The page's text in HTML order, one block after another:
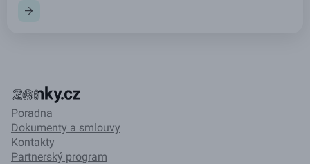
Poradna
Dokumenty a smlouvy
Kontakty
Partnerský program